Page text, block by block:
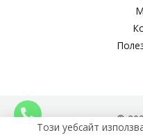
©
Този уебсайт